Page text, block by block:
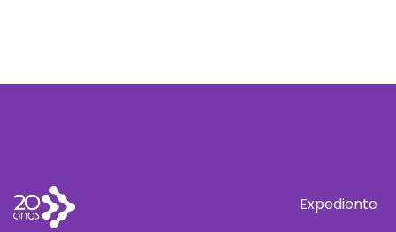
Expediente